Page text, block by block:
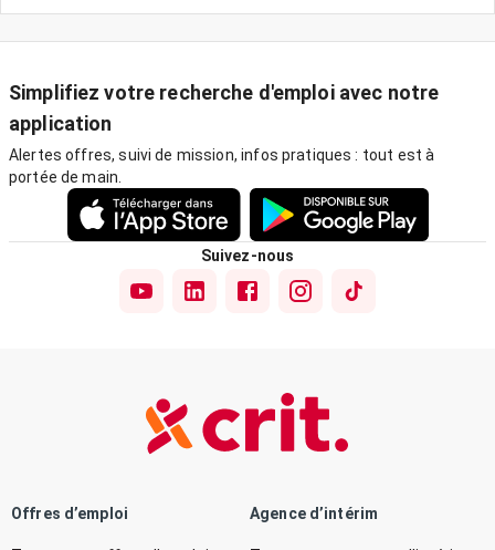
Simplifiez votre recherche d'emploi avec notre
application
Alertes offres, suivi de mission, infos pratiques : tout est à
portée de main.
Suivez-nous
Offres d’emploi Agence d’intérim